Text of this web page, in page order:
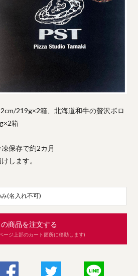
219g×2箱、北海道和牛の贅沢ボロ
箱
保存で約2カ月
します。
(名入れ不可)
の商品を注文する
ージ上部のカート箇所に移動します)